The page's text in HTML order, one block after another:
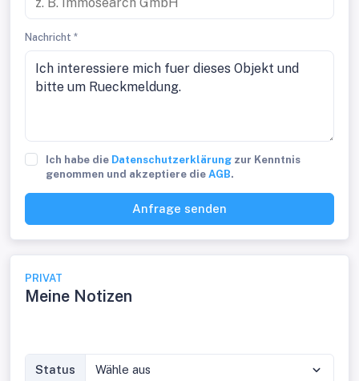
Nachricht *
Ich habe die Datenschutzerklärung zur Kenntnis
genommen und akzeptiere die AGB.
Anfrage senden
PRIVAT
Meine Notizen
Status Wähle aus